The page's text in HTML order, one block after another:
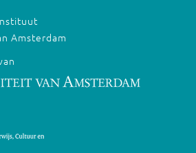
Amsterdam